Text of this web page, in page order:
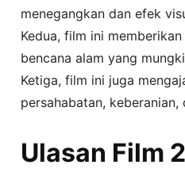
menegangkan dan efek
Kedua, film ini
bencana alam yang
Ketiga, film ini juga
persahabatan, keberanian,
Ulasan Film